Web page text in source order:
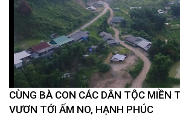
CÙNG BÀ CON CÁC DÂN TỘC MIỀN
VƯƠN TỚI ẤM NO, HẠNH PHÚC